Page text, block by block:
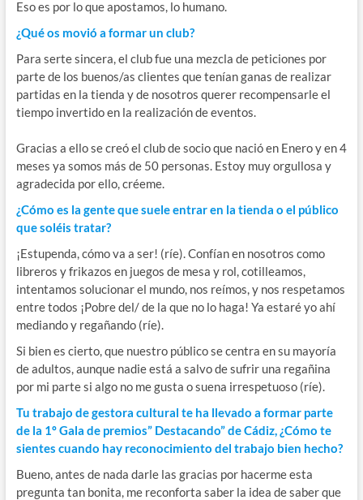
Eso es por lo que apostamos, lo humano.
¿Qué os movió a formar un club?
Para serte sincera, el club fue una mezcla de peticiones por
parte de los buenos/as clientes que tenían ganas de realizar
partidas en la tienda y de nosotros querer recompensarle el
tiempo invertido en la realización de eventos.
Gracias a ello se creó el club de socio que nació en Enero y en 4
meses ya somos más de 50 personas. Estoy muy orgullosa y
agradecida por ello, créeme.
¿Cómo es la gente que suele entrar en la tienda o el público
que soléis tratar?
¡Estupenda, cómo va a ser! (ríe). Confían en nosotros como
libreros y frikazos en juegos de mesa y rol, cotilleamos,
intentamos solucionar el mundo, nos reímos, y nos respetamos
entre todos ¡Pobre del/ de la que no lo haga! Ya estaré yo ahí
mediando y regañando (ríe).
Si bien es cierto, que nuestro público se centra en su mayoría
de adultos, aunque nadie está a salvo de sufrir una regañina
por mi parte si algo no me gusta o suena irrespetuoso (ríe).
Tu trabajo de gestora cultural te ha llevado a formar parte
de la 1º Gala de premios” Destacando” de Cádiz, ¿Cómo te
sientes cuando hay reconocimiento del trabajo bien hecho?
Bueno, antes de nada darle las gracias por hacerme esta
pregunta tan bonita, me reconforta saber la idea de saber que